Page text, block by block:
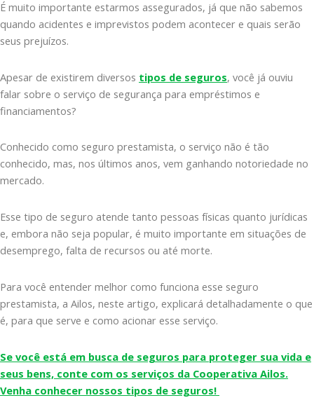
É muito importante estarmos assegurados, já que não sabemos
quando acidentes e imprevistos podem acontecer e quais serão
seus prejuízos.
Apesar de existirem diversos tipos de seguros, você já ouviu
falar sobre o serviço de segurança para empréstimos e
financiamentos?
Conhecido como seguro prestamista, o serviço não é tão
conhecido, mas, nos últimos anos, vem ganhando notoriedade no
mercado.
Esse tipo de seguro atende tanto pessoas físicas quanto jurídicas
e, embora não seja popular, é muito importante em situações de
desemprego, falta de recursos ou até morte.
Para você entender melhor como funciona esse seguro
prestamista, a Ailos, neste artigo, explicará detalhadamente o que
é, para que serve e como acionar esse serviço.
Se você está em busca de seguros para proteger sua vida e
seus bens, conte com os serviços da Cooperativa Ailos.
Venha conhecer nossos tipos de seguros!